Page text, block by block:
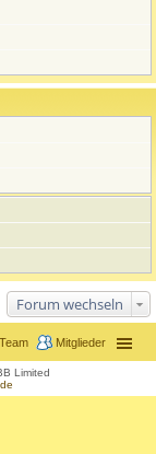
Forum wechseln
Mitglieder
Limited